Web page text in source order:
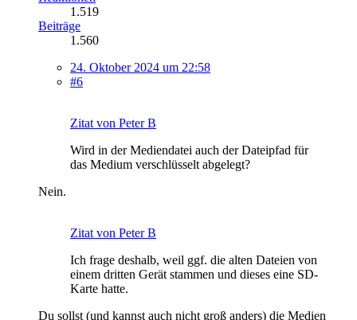
1.519
Beiträge
1.560
24. Oktober 2024 um 22:58
#6
Zitat von Peter B
Wird in der Mediendatei auch der Dateipfad für
das Medium verschlüsselt abgelegt?
Nein.
Zitat von Peter B
Ich frage deshalb, weil ggf. die alten Dateien von
einem dritten Gerät stammen und dieses eine SD-
Karte hatte.
Du sollst (und kannst auch nicht groß anders) die Medien